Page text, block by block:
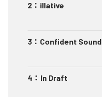
2 ： illative
3 ： Confident Sound
4 ： In Draft